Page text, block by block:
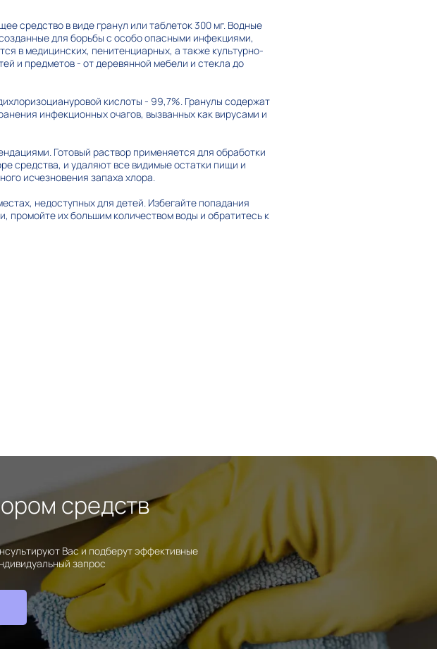
средство в виде гранул или таблеток 300 мг. Водные
для борьбы с особо опасными инфекциями,
в медицинских, пенитенциарных, а также культурно-
и предметов - от деревянной мебели и стекла до
кислоты - 99,7%. Гранулы содержат
инфекционных очагов, вызванных как вирусами и
Готовый раствор применяется для обработки
средства, и удаляют все видимые остатки пищи и
исчезновения запаха хлора.
недоступных для детей. Избегайте попадания
промойте их большим количеством воды и обратитесь к
средств
Вас и подберут эффективные
запрос